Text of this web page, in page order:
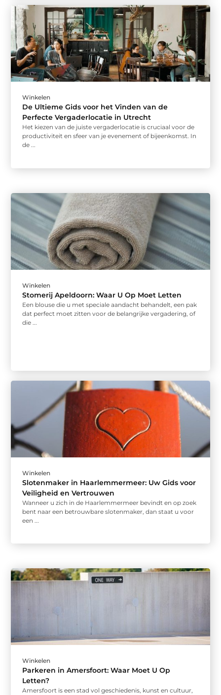
Winkelen
De Ultieme Gids voor het Vinden van de
Perfecte Vergaderlocatie in Utrecht
Het kiezen van de juiste vergaderlocatie is cruciaal voor de
productiviteit en sfeer van je evenement of bijeenkomst. In
de ...
Winkelen
Stomerij Apeldoorn: Waar U Op Moet Letten
Een blouse die u met speciale aandacht behandelt, een pak
dat perfect moet zitten voor de belangrijke vergadering, of
die ...
Winkelen
Slotenmaker in Haarlemmermeer: Uw Gids voor
Veiligheid en Vertrouwen
Wanneer u zich in de Haarlemmermeer bevindt en op zoek
bent naar een betrouwbare slotenmaker, dan staat u voor
een ...
Winkelen
Parkeren in Amersfoort: Waar Moet U Op
Letten?
Amersfoort is een stad vol geschiedenis, kunst en cultuur,